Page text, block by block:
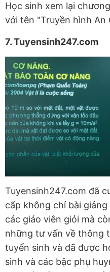
Học sinh xem lại
với tên "Truyền hình An
7. Tuyensinh247.com
Tuyensinh247.com đã
cấp không chỉ bài giảng
các giáo viên giỏi mà
những tư vấn về thông
tuyển sinh và đã được
sinh và các bậc phụ